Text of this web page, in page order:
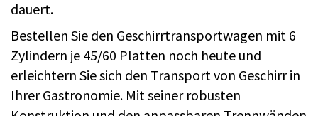
dauert.
Bestellen Sie den Geschirrtransportwagen mit 6
Zylindern je 45/60 Platten noch heute und
erleichtern Sie sich den Transport von Geschirr in
Ihrer Gastronomie. Mit seiner robusten